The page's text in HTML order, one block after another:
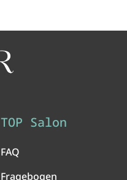
TOP Salon
FAQ
Fragebogen